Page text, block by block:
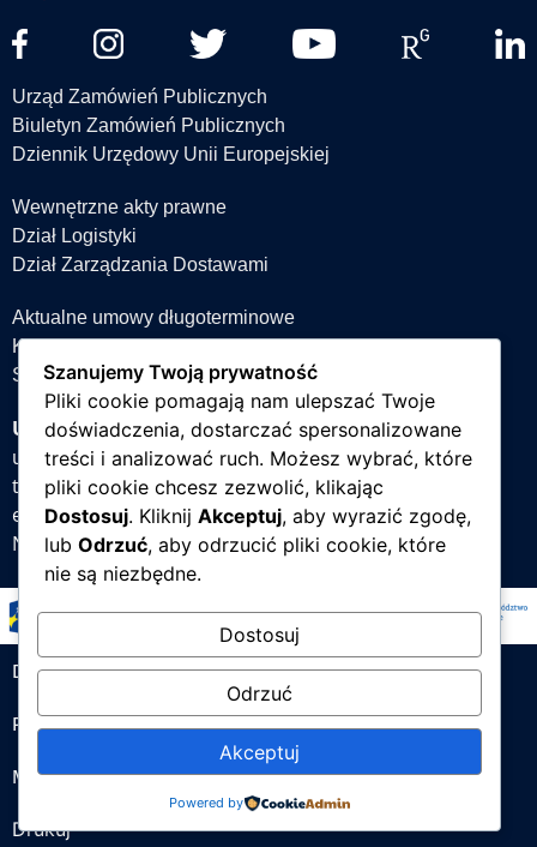
Urząd Zamówień Publicznych
Biuletyn Zamówień Publicznych
Dziennik Urzędowy Unii Europejskiej
Wewnętrzne akty prawne
Dział Logistyki
Dział Zarządzania Dostawami
Aktualne umowy długoterminowe
Książka teleadresowa
Strefa projektów
Uniwersytet Śląski w Katowicach
ul. Bankowa 12, 40-007 Katowice
tel. +48 32 359 22 22
e-mail:info@us.edu.pl
NIP: 634-019-71-34
Deklaracja dostępności
Polityka prywatności
Mapa strony
Drukuj
Szanujemy Twoją prywatność
Pliki cookie pomagają nam ulepszać Twoje
doświadczenia, dostarczać spersonalizowane
treści i analizować ruch. Możesz wybrać, które
pliki cookie chcesz zezwolić, klikając
Dostosuj. Kliknij Akceptuj, aby wyrazić zgodę,
lub Odrzuć, aby odrzucić pliki cookie, które
nie są niezbędne.
Dostosuj
Odrzuć
Akceptuj
Powered by